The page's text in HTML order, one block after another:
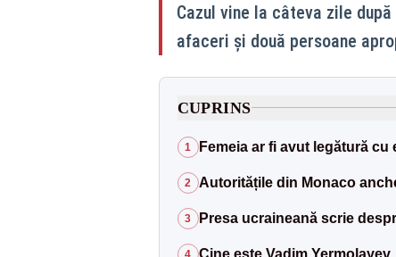
Cazul vine la câteva zile
afaceri și două persoane
CUPRINS
1 Femeia ar fi avut legătură cu
2 Autoritățile din Monaco
3 Presa ucraineană scrie
4 Cine este Vadim Yermolayev